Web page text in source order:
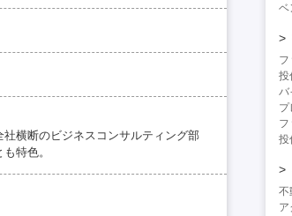
横断のビジネスコンサルティング部
特色。
ベ
フ
投
バ
プ
フ
投
不